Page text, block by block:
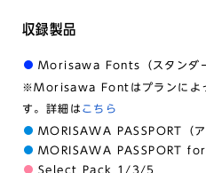
収録製品
Morisawa Fonts（スタンダー
※Morisawa Fontはプランによ
す。詳細は こちら
MORISAWA PASSPORT（ア
MORISAWA PASSPORT
Select Pack 1/3/5